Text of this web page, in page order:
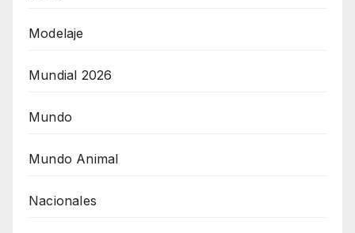
Modelaje
Mundial 2026
Mundo
Mundo Animal
Nacionales